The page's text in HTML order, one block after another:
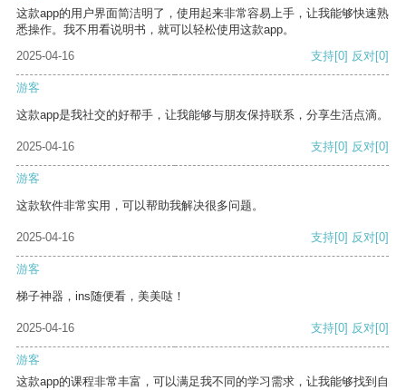
这款app的用户界面简洁明了，使用起来非常容易上手，让我能够快速熟
悉操作。我不用看说明书，就可以轻松使用这款app。
2025-04-16
支持[0] 反对[0]
游客
这款app是我社交的好帮手，让我能够与朋友保持联系，分享生活点滴。
2025-04-16 支持[0] 反对[0]
游客
这款软件非常实用，可以帮助我解决很多问题。
2025-04-16 支持[0] 反对[0]
游客
梯子神器，ins随便看，美美哒！
2025-04-16 支持[0] 反对[0]
游客
这款app的课程非常丰富，可以满足我不同的学习需求，让我能够找到自